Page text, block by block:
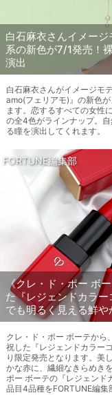
白石麻衣さんイメー
系の新色が7/1発売！
演出
白石麻衣さんがイメージモ
amo(フェリアモ)』の新色
ます。恋するすべての女性
の全4色がラインナップ。
る瞳を演出してくれます。
FORTUNE編集部
《クレ・ド・ポー ボ
た『レジェンドカラ
でも明るく見える鮮や
クレ・ド・ポー ボーテから
祝した『レジェンドカラー
り限定発売となります。美
かな赤に、繊細なきらめき
ポー ボーテの『レジェンド
品目4品種をFORTUNE編集